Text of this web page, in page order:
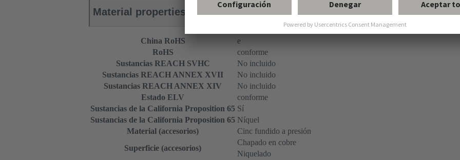
Material properties
China RoHS
e
RoHS
conforme
Sustancias REACH SVHC
No incluido
Sustancias REACH ANNEX XVII
No incluido
Sustancias REACH ANNEX XIV
No incluido
Estado ELV
conforme
Sustancias de la California Proposition 65 Sí
Sustancias de la California Proposition 65 Níquel
Material (accesorios)
Cinc fundido a presión
Superficie (accesorios)
Chapado en cobre
Niquelado